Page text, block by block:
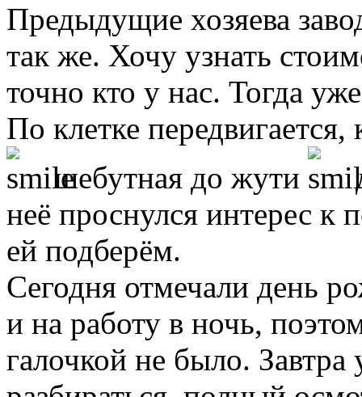
Предыдущие хозяева
так же. Хочу узнать
точно кто у нас. Тогда
По клетке передвигается,
шебутная до жути
неё проснулся интерес к
ей подберём.
Сегодня отмечали день
и на работу в ночь,
галочкой не было.